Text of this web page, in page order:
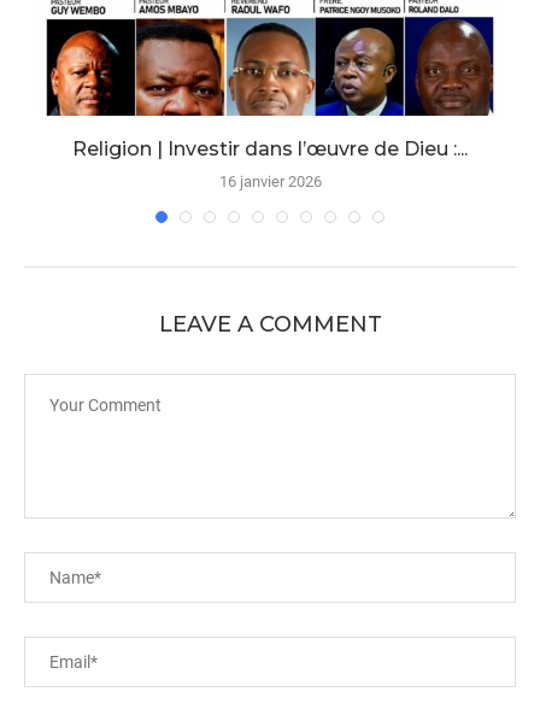
Religion | Investir dans l’œuvre de Dieu :...
16 janvier 2026
LEAVE A COMMENT